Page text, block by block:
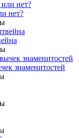
нет?
знаменитостей